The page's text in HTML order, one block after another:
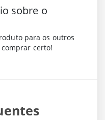
sobre o
para os outros
certo!